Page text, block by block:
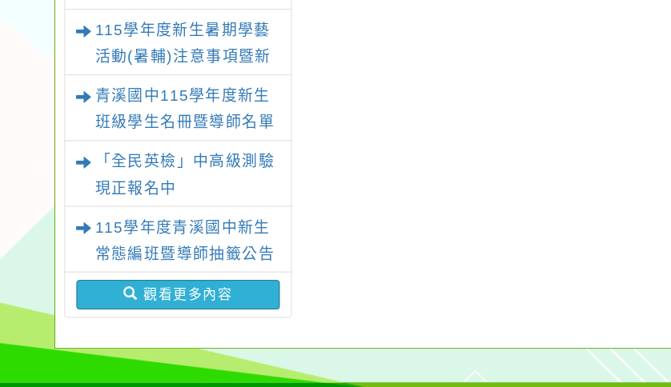
115學年度新生暑期學藝
活動(暑輔)注意事項暨新
青溪國中115學年度新生
班級學生名冊暨導師名單
「全民英檢」中高級測驗
現正報名中
115學年度青溪國中新生
常態編班暨導師抽籤公告
觀看更多內容